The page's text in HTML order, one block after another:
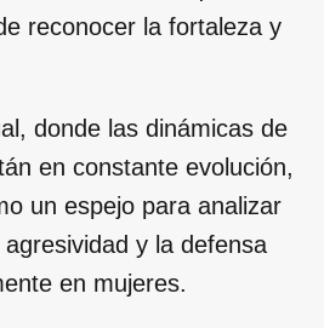
reconocer la fortaleza y
donde las dinámicas de
en constante evolución,
un espejo para analizar
y la defensa
en mujeres.